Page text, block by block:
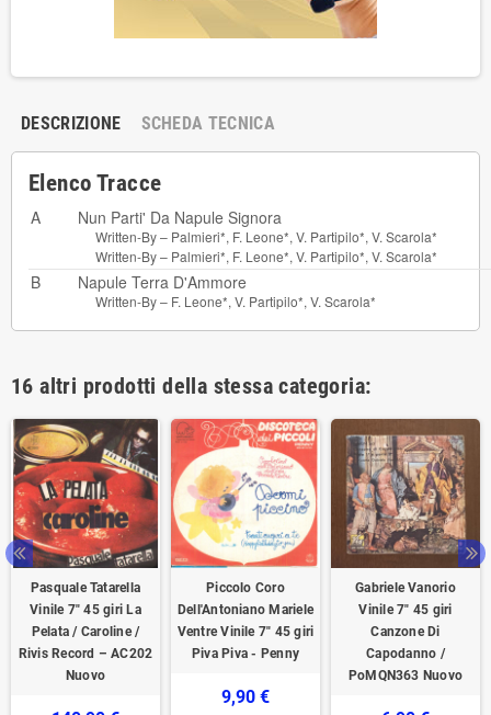
DESCRIZIONE SCHEDA TECNICA
Elenco Tracce
A Nun Parti' Da Napule Signora
Written-By – Palmieri*, F. Leone*, V. Partipilo*, V. Scarola*
Written-By – Palmieri*, F. Leone*, V. Partipilo*, V. Scarola*
B Napule Terra D'Ammore
Written-By – F. Leone*, V. Partipilo*, V. Scarola*
16 altri prodotti della stessa categoria:
Pasquale Tatarella
Vinile 7" 45 giri La
Pelata / Caroline /
Rivis Record – AC202
Nuovo
Piccolo Coro
Dell'Antoniano Mariele
Ventre ‎Vinile 7" 45 giri
Piva Piva - Penny
9,90 €
Gabriele Vanorio
Vinile 7" 45 giri
Canzone Di
Capodanno /
PoMQN363 Nuovo